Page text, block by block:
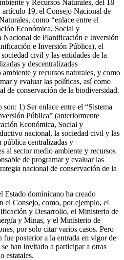
y Recursos Naturales, del 18
artículo 19, el Consejo Nacional de
como “enlace entre el
Económica, Social y
Nacional de Planificación e Inversión
e Inversión Pública), el
civil y las entidades de la
y descentralizadas
y recursos naturales, y como
y evaluar las políticas, así como
de conservación de la biodiversidad.
1) Ser enlace entre el “Sistema
Pública” (anteriormente
Económica, Social y
nacional, la sociedad civil y las
pública centralizadas y
al sector medio ambiente y recursos
de programar y evaluar las
nacional de conservación de la
Estado dominicano ha creado
el Consejo, como, por ejemplo, el
y Desarrollo, el Ministerio de
y Minas, y el Ministerio de
por solo citar varios casos. Pero
fue posterior a la entrada en vigor de
han invitado a participar a otras
estatales.